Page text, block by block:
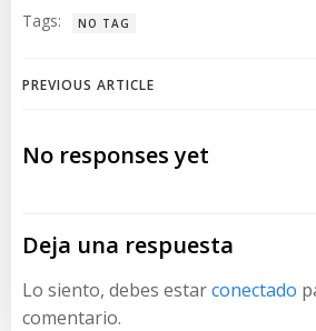
Tags: NO TAG
Navegación
de
PREVIOUS ARTICLE
No responses yet
Deja una respuesta
Lo siento, debes estarconectado
comentario.